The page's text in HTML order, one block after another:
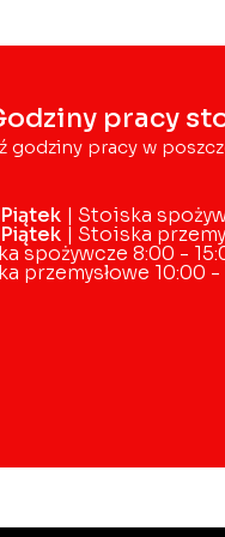
pracy
godziny pracy w
| Stoiska
| Stoiska
spożywcze 8:00 -
przemysłowe 10:00 -